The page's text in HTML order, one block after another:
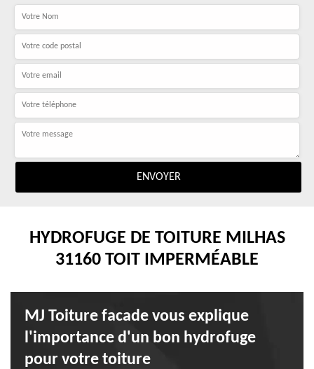
HYDROFUGE DE TOITURE MILHAS
31160 TOIT IMPERMÉABLE
MJ Toiture facade vous explique
l'importance d'un bon hydrofuge
pour votre toiture